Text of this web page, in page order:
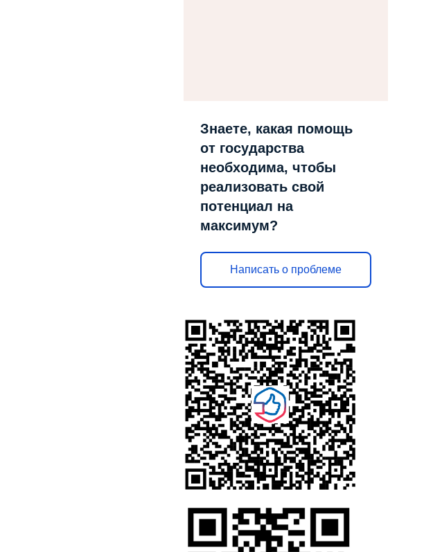
Знаете, какая помощь
от государства
необходима, чтобы
реализовать свой
потенциал на
максимум?
Написать о проблеме